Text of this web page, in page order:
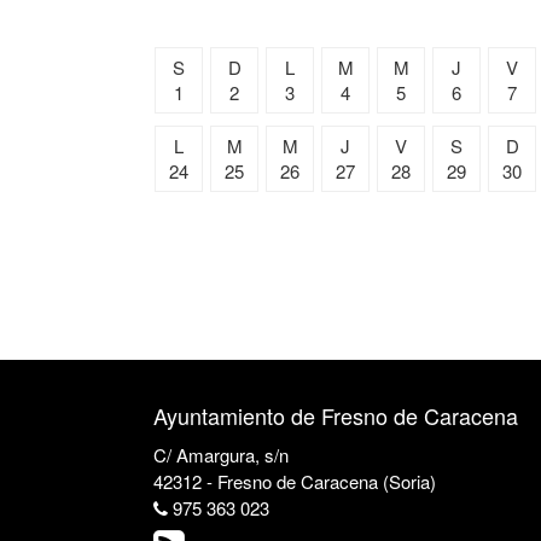
S
1
D
2
L
3
M
4
M
5
J
6
V
7
L
24
M
25
M
26
J
27
V
28
S
29
D
30
Ayuntamiento de Fresno de Caracena
C/ Amargura, s/n
42312 - Fresno de Caracena (Soria)
975 363 023